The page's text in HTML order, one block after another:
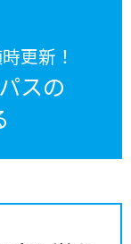
更新！
スの